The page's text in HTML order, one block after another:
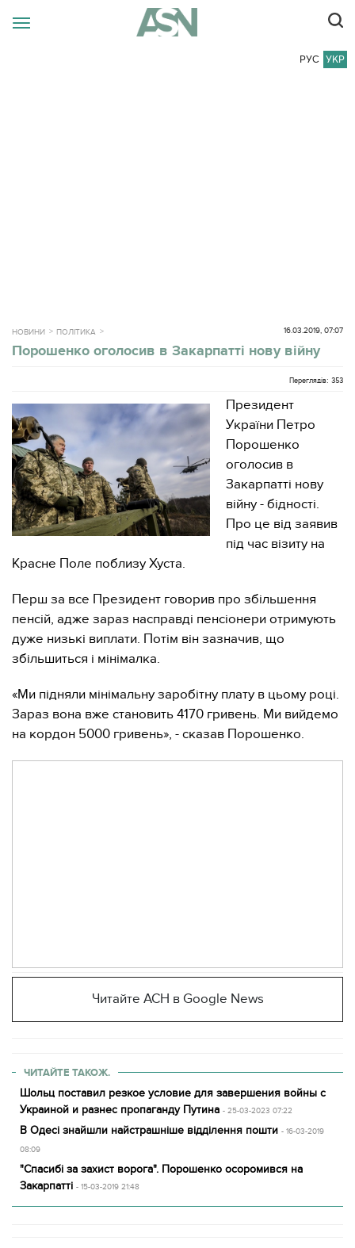
РУС УКР
НОВИНИ ПОЛІТИКА 16.03.2019, 07:07
Порошенко оголосив в Закарпатті нову війну
Переглядів: 353
Президент
України Петро
Порошенко
оголосив в
Закарпатті нову
війну - бідності.
Про це від заявив
під час візиту на
Красне Поле поблизу Хуста.
Перш за все Президент говорив про збільшення
пенсій, адже зараз насправді пенсіонери отримують
дуже низькі виплати. Потім він зазначив, що
збільшиться і мінімалка.
«Ми підняли мінімальну заробітну плату в цьому році.
Зараз вона вже становить 4170 гривень. Ми вийдемо
на кордон 5000 гривень», - сказав Порошенко.
Читайте АСН в Google News
ЧИТАЙТЕ ТАКОЖ.
Шольц поставил резкое условие для завершения войны с
Украиной и разнес пропаганду Путина - 25-03-2023 07:22
В Одесі знайшли найстрашніше відділення пошти - 16-03-2019
08:09
"Спасибі за захист ворога". Порошенко осоромився на
Закарпатті - 15-03-2019 21:48